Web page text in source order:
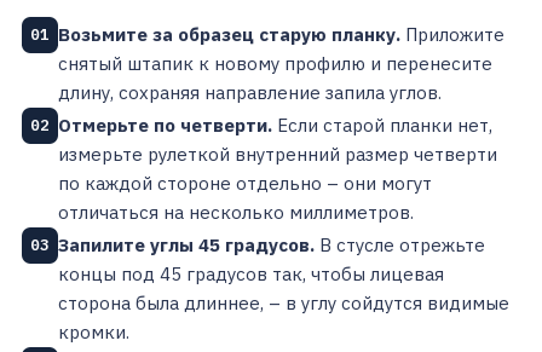
01 Возьмите за образец старую планку. Приложите
снятый штапик к новому профилю и перенесите
длину, сохраняя направление запила углов.
02 Отмерьте по четверти. Если старой планки нет,
измерьте рулеткой внутренний размер четверти
по каждой стороне отдельно – они могут
отличаться на несколько миллиметров.
03 Запилите углы 45 градусов. В стусле отрежьте
концы под 45 градусов так, чтобы лицевая
сторона была длиннее, – в углу сойдутся видимые
кромки.